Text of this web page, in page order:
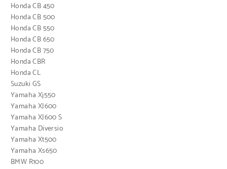
Honda CB 450
Honda CB 500
Honda CB 550
Honda CB 650
Honda CB 750
Honda CBR
Honda CL
Suzuki GS
Yamaha Xj550
Yamaha XJ600
Yamaha XJ600 S
Yamaha Diversio
Yamaha Xt500
Yamaha Xs650
BMW R100